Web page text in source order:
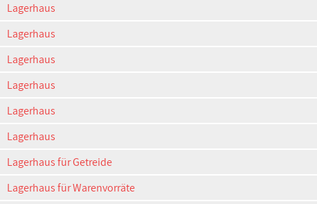
Lagerhaus
Lagerhaus
Lagerhaus
Lagerhaus
Lagerhaus
Lagerhaus
Lagerhaus für Getreide
Lagerhaus für Warenvorräte